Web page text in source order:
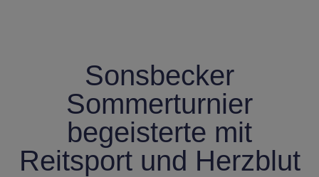
Sonsbecker
Sommerturnier
begeisterte mit
Reitsport und Herzblut